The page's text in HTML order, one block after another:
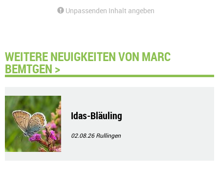
Unpassenden Inhalt angeben
WEITERE NEUIGKEITEN VON MARC
BEMTGEN >
Idas-Bläuling
02.08.26Rullingen